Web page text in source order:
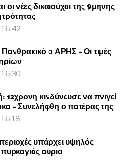
οι νέες δικαιούχοι της 9μηνης
Πανθρακικό ο ΑΡΗΣ – Οι τιμές
12χρονη κινδύνευσε να πνιγεί
– Συνελήφθη ο πατέρας της
υπάρχει υψηλός
αύριο